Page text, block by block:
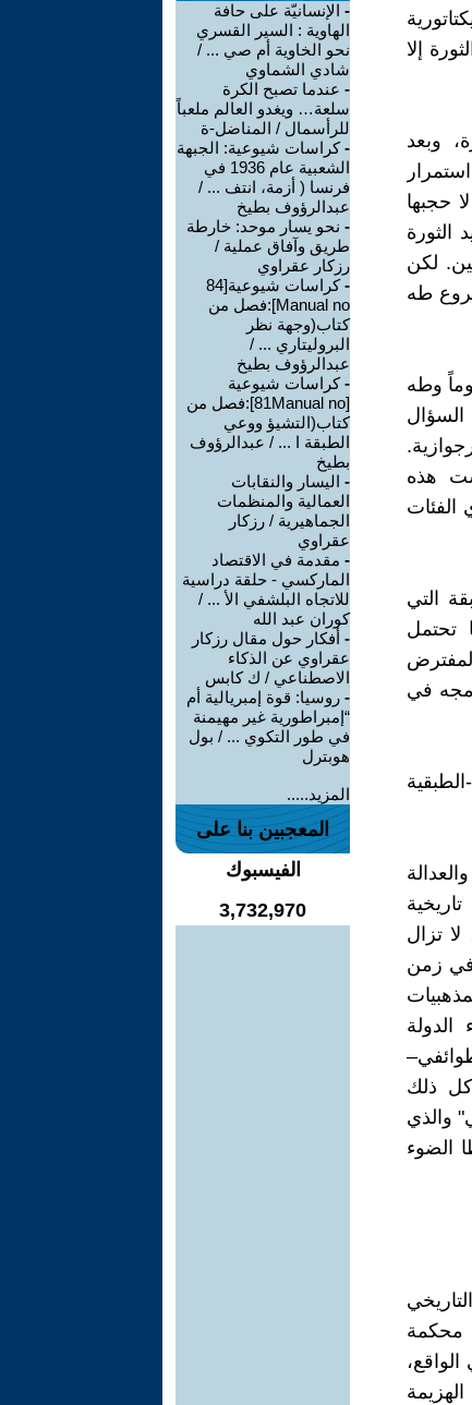
إلا
وبعد
حجبها
لكن
طه
وطه
هذه
الفئات
التي
تحتمل
في
تزال
في زمن
الدولة
كل ذلك
والذي
الضوء
محكمة
- الإنسانيّة على حافة
الهاوية : السير القسري
نحو الخاوية أم صي ... /
شادي الشماوي
- عندما تصبح الكرة
سلعة… ويغدو العالم ملعباً
للرأسمال / المناضل-ة
-كراسات شيوعية: الجبهة
الشعبية عام 1936 في
فرنسا ( أزمة، انتف ... /
عبدالرؤوف بطيخ
- نحو يسار موحد: خارطة
طريق وآفاق عملية /
رزكار عقراوي
-
كراسات شيوعية[84
Manual no]:فصل من
كتاب(وجهة نظر
البروليتاري ... /
عبدالرؤوف بطيخ
-كراسات شيوعية
[81Manual no]:فصل من
كتاب(التشيؤ ووعي
الطبقة ا ... / عبدالرؤوف
بطيخ
- اليسار والنقابات
العمالية والمنظمات
الجماهيرية / رزكار
عقراوي
- مقدمة في الاقتصاد
الماركسي - حلقة دراسية
للاتجاه البلشفي الأ ... /
كوران عبد الله
- أفكار حول مقال رزكار
عقراوي عن الذكاء
الاصطناعي / ك كابس
- روسيا: قوة إمبريالية أم
“إمبراطورية غير مهيمنة
في طور التكوي ... / بول
هوبترل
المزيد.....
المعجبين بنا على
الفيسبوك
3,732,970